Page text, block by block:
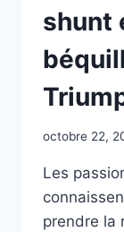
shunt
octobre 22,
Les
prendre la